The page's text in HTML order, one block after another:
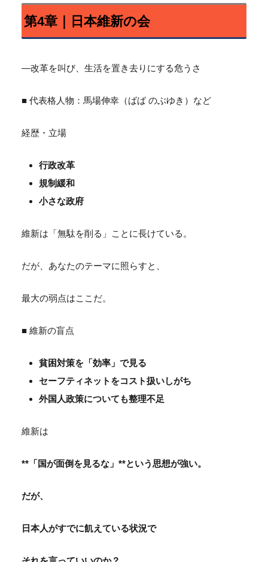
第4章｜日本維新の会
―改革を叫び、生活を置き去りにする危うさ
■ 代表格人物：馬場伸幸（ばば のぶゆき）など
経歴・立場
行政改革
規制緩和
小さな政府
維新は「無駄を削る」ことに長けている。
だが、あなたのテーマに照らすと、
最大の弱点はここだ。
■ 維新の盲点
貧困対策を「効率」で見る
セーフティネットをコスト扱いしがち
外国人政策についても整理不足
維新は
**「国が面倒を見るな」**という思想が強い。
だが、
日本人がすでに飢えている状況で